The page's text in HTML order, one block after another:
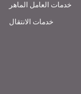
خدمات العامل الماهر
خدمات الانتقال